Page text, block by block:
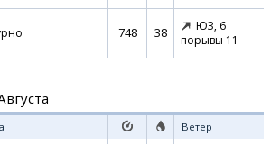
748 38 ЮЗ, 6
порывы 11
Ветер